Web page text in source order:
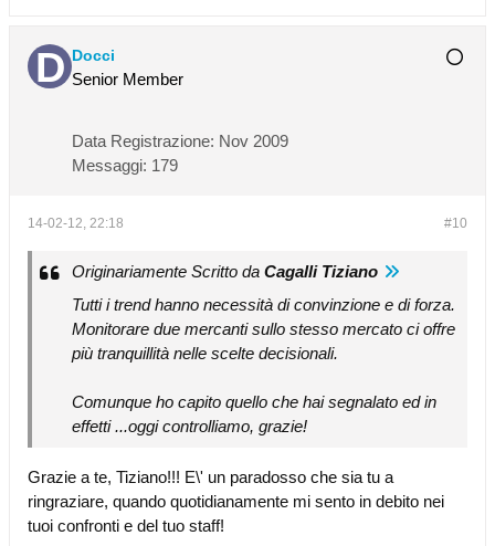
Docci
Senior Member
Data Registrazione: Nov 2009
Messaggi: 179
#10
14-02-12, 22:18
Originariamente Scritto da Cagalli Tiziano
Tutti i trend hanno necessità di convinzione e di forza.
Monitorare due mercanti sullo stesso mercato ci offre
più tranquillità nelle scelte decisionali.
Comunque ho capito quello che hai segnalato ed in
effetti ...oggi controlliamo, grazie!
Grazie a te, Tiziano!!! E\' un paradosso che sia tu a
ringraziare, quando quotidianamente mi sento in debito nei
tuoi confronti e del tuo staff!